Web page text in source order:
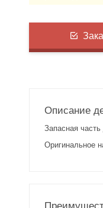
Описание
Запасная
Оригинальное